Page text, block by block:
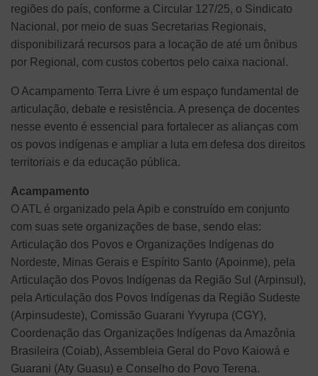
regiões do país, conforme a Circular 127/25, o Sindicato
Nacional, por meio de suas Secretarias Regionais,
disponibilizará recursos para a locação de até um ônibus
por Regional, com custos cobertos pelo caixa nacional.
O Acampamento Terra Livre é um espaço fundamental de
articulação, debate e resistência. A presença de docentes
nesse evento é essencial para fortalecer as alianças com
os povos indígenas e ampliar a luta em defesa dos direitos
territoriais e da educação pública.
Acampamento
O ATL é organizado pela Apib e construído em conjunto
com suas sete organizações de base, sendo elas:
Articulação dos Povos e Organizações Indígenas do
Nordeste, Minas Gerais e Espírito Santo (Apoinme), pela
Articulação dos Povos Indígenas da Região Sul (Arpinsul),
pela Articulação dos Povos Indígenas da Região Sudeste
(Arpinsudeste), Comissão Guarani Yvyrupa (CGY),
Coordenação das Organizações Indígenas da Amazônia
Brasileira (Coiab), Assembleia Geral do Povo Kaiowá e
Guarani (Aty Guasu) e Conselho do Povo Terena.